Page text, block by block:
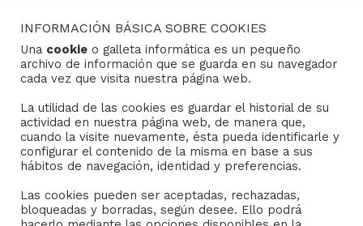
CONTACTO
Consejo General de Hermandades y Cofradías de la
ciudad de Sevilla
C/ San Gregorio 26. 41004- Sevilla
(+34) 954 21 59 27
boletin@hermandades-de-sevilla.org
INFORMACIÓN BÁSICA SOBRE COOKIES
Una cookie o galleta informática es un pequeño
archivo de información que se guarda en su navegador
cada vez que visita nuestra página web.
La utilidad de las cookies es guardar el historial de su
actividad en nuestra página web, de manera que,
cuando la visite nuevamente, ésta pueda identificarle y
configurar el contenido de la misma en base a sus
hábitos de navegación, identidad y preferencias.
Las cookies pueden ser aceptadas, rechazadas,
bloqueadas y borradas, según desee. Ello podrá